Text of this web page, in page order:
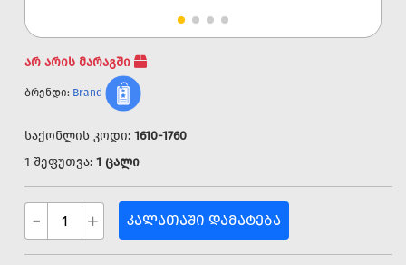
არ არის მარაგში
ბრენდი: Brand
საქონლის კოდი: 1610-1760
1 შეფუთვა: 1 ცალი
- + ᲙᲐᲚᲐᲗᲐᲨᲘ ᲓᲐᲛᲐᲢᲔᲑᲐ